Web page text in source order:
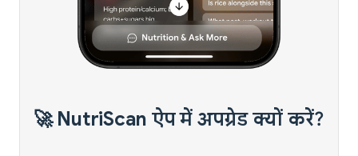
🚀 NutriScan ऐप में अपग्रेड क्यों करें?